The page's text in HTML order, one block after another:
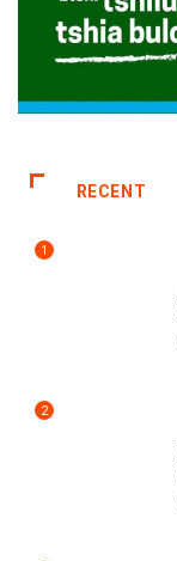
RECENT
1
2